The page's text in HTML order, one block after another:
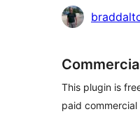
This plugin is
paid